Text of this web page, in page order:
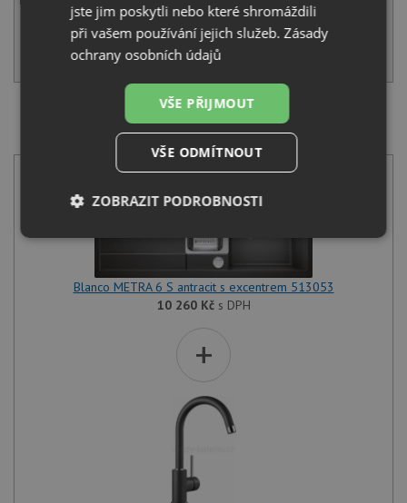
SKLADEM U VÝROBCE
KOUPIT
SET Blanco METRA 6 S antracit s excentrem 513053 +
Blanco MIDA antracit 519415
Blanco METRA 6 S antracit s excentrem 513053
10 260 Kčs DPH
+
jste jim poskytli nebo které shromáždili
při vašem používání jejich služeb.Zásady
ochrany osobních údajů
VŠE PŘIJMOUT
VŠE ODMÍTNOUT
ZOBRAZIT PODROBNOSTI
Nezbytně
Výkonové
soubory
Soubory
Nezbytně nutné soubory